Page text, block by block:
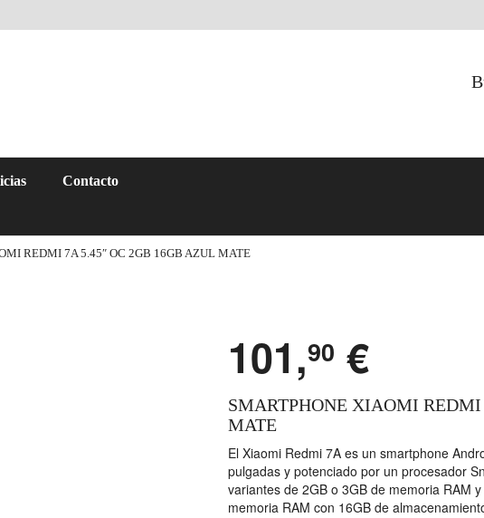
Contacto
REDMI 7A 5.45″ OC 2GB 16GB AZUL MATE
101,90 €
SMARTPHONE XIAOMI REDMI
MATE
El Xiaomi Redmi 7A es un smartphone
pulgadas y potenciado por un procesador
variantes de 2GB o 3GB de memoria RAM
memoria RAM con 16GB de